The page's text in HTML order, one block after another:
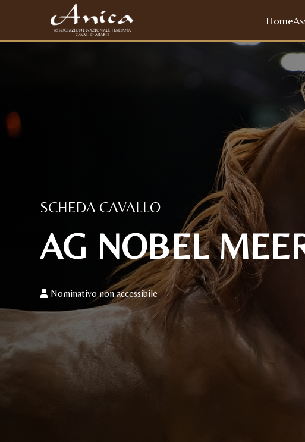
Home
SCHEDA CAVALLO
AG NOBEL
Nominativo non accessibile